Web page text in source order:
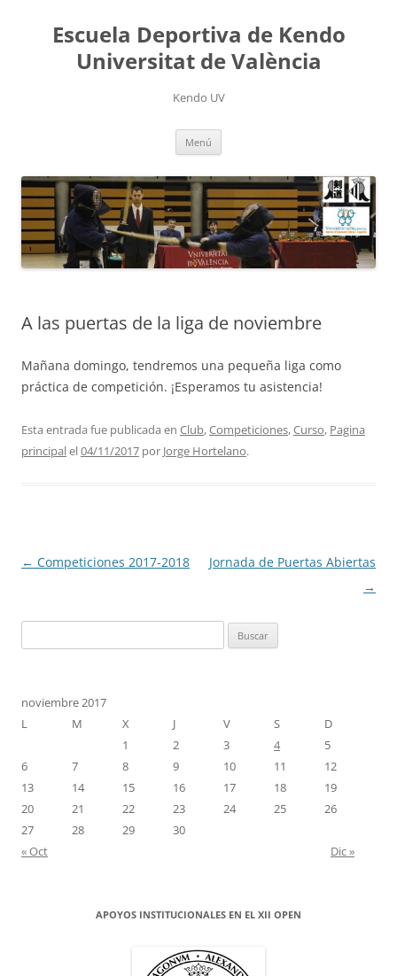
contenidoEscuela Deportiva de Kendo
Universitat de València
Kendo UV
Menú
A las puertas de la liga de noviembre
Mañana domingo, tendremos una pequeña liga como
práctica de competición. ¡Esperamos tu asistencia!
Esta entrada fue publicada en Club,Competiciones,Curso, Pagina
principalel04/11/2017 por Jorge Hortelano.
Navegación
← Competiciones 2017-2018
Jornada de Puertas Abiertas
→
noviembre 2017
L
M X J V S
D
1
2 3 4
5
6
7 8 9 10 11
12
13
14 15 16 17 18
19
20
21 22 23 24 25
26
27
28 29
30
« Oct
Dic »
APOYOS INSTITUCIONALES EN EL XII OPEN